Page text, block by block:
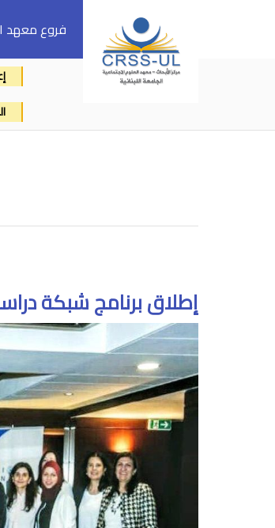
فروع معهد
إطلاق برنامج شبكة دراسات